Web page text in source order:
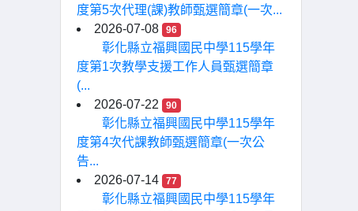
度第5次代理(課)教師甄選簡章(一次...
2026-07-08
96
彰化縣立福興國民中學115學年
度第1次教學支援工作人員甄選簡章
(...
2026-07-22
90
彰化縣立福興國民中學115學年
度第4次代課教師甄選簡章(一次公
告...
2026-07-14
77
彰化縣立福興國民中學115學年